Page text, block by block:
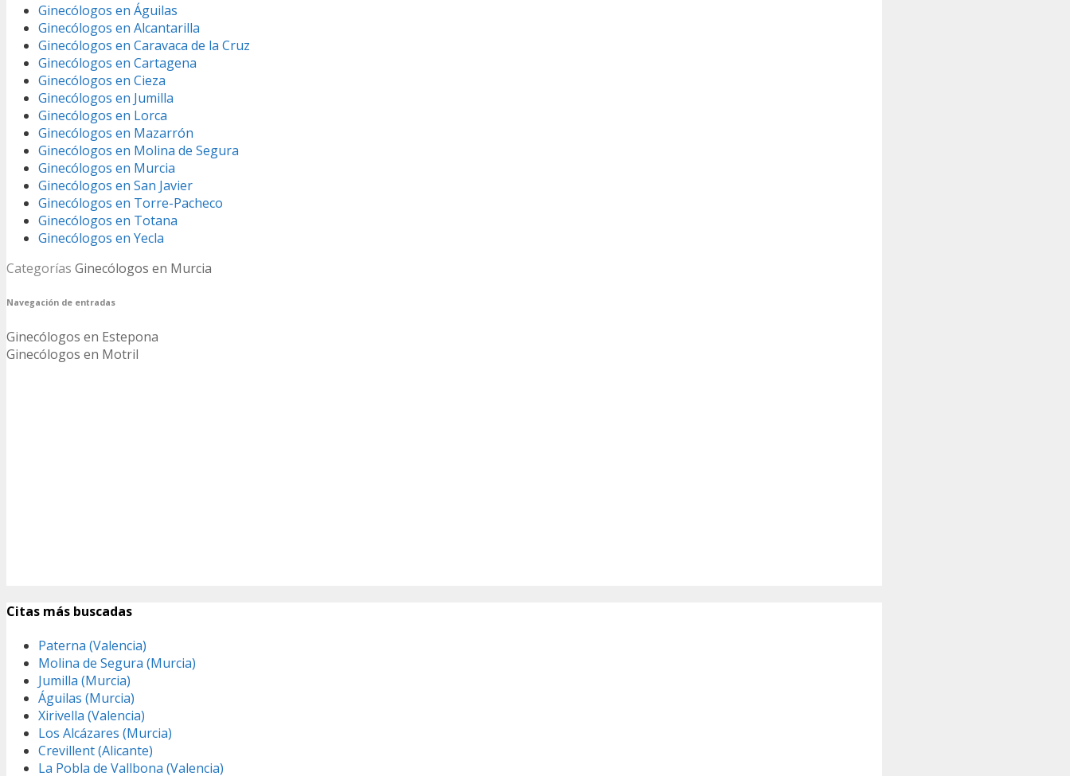
Ginecólogos en Águilas
Ginecólogos en Alcantarilla
Ginecólogos en Caravaca de la Cruz
Ginecólogos en Cartagena
Ginecólogos en Cieza
Ginecólogos en Jumilla
Ginecólogos en Lorca
Ginecólogos en Mazarrón
Ginecólogos en Molina de Segura
Ginecólogos en Murcia
Ginecólogos en San Javier
Ginecólogos en Torre-Pacheco
Ginecólogos en Totana
Ginecólogos en Yecla
Categorías Ginecólogos en Murcia
Navegación de entradas
Ginecólogos en Estepona
Ginecólogos en Motril
Citas más buscadas
Paterna (Valencia)
Molina de Segura (Murcia)
Jumilla (Murcia)
Águilas (Murcia)
Xirivella (Valencia)
Los Alcázares (Murcia)
Crevillent (Alicante)
La Pobla de Vallbona (Valencia)